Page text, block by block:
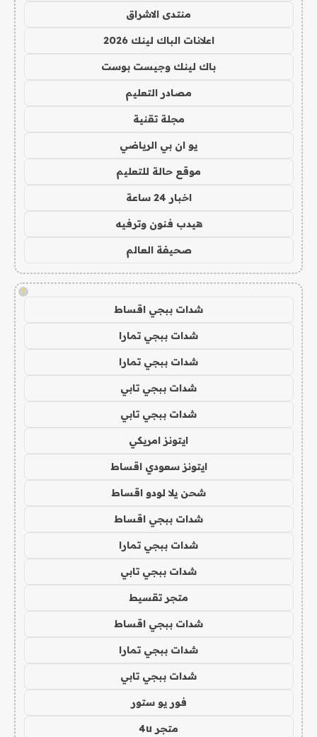
منتدى الاشراق
اعلانات الباك لينك 2026
باك لينك وجيست بوست
مصادر التعليم
مجلة تقنية
يو ان بي الرياضي
موقع حالة للتعليم
اخبار 24 ساعة
هيدب فنون وترفيه
صحيفة العالم
!
شدات ببجي اقساط
شدات ببجي تمارا
شدات ببجي تمارا
شدات ببجي تابي
شدات ببجي تابي
ايتونز امريكي
ايتونز سعودي اقساط
شحن يلا لودو اقساط
شدات ببجي اقساط
شدات ببجي تمارا
شدات ببجي تابي
متجر تقسيط
شدات ببجي اقساط
شدات ببجي تمارا
شدات ببجي تابي
فور يو ستور
متجر 4u